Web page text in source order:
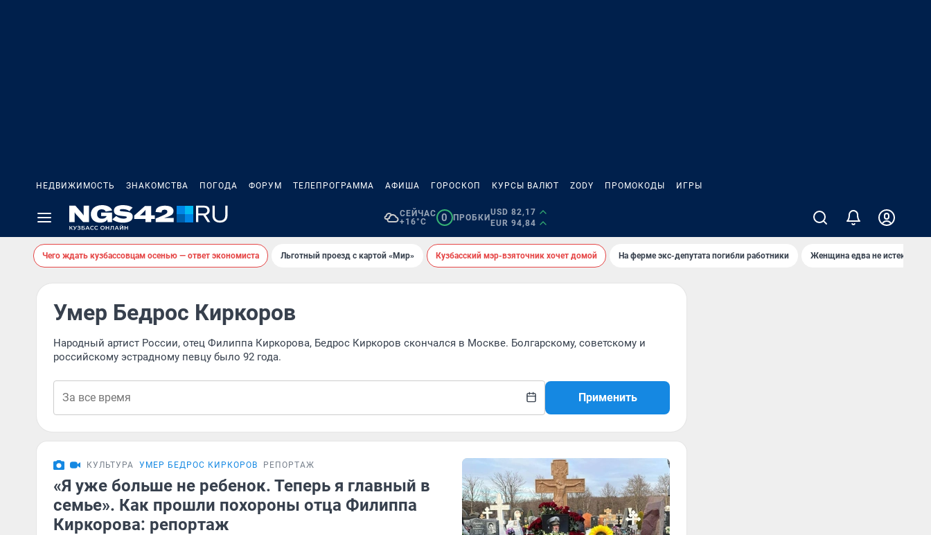
НЕДВИЖИМОСТЬ ЗНАКОМСТВА ПОГОДА ФОРУМ ТЕЛЕПРОГРАММА АФИША ГОРОСКОП КУРСЫ ВАЛЮТ ZODY ПРОМОКОДЫ ИГРЫ
СЕЙЧАС
+16°C
0 ПРОБКИ
USD 82,17
EUR 94,84
Чего ждать кузбассовцам осенью — ответ экономиста Льготный проезд с картой «Мир» Кузбасский мэр-взяточник хочет домой На ферме экс-депутата погибли работники Женщина едва не истекла
Умер Бедрос Киркоров
Народный артист России, отец Филиппа Киркорова, Бедрос Киркоров скончался в Москве. Болгарскому, советскому и
российскому эстрадному певцу было 92 года.
Применить
КУЛЬТУРА УМЕР БЕДРОС КИРКОРОВ РЕПОРТАЖ
«Я уже больше не ребенок. Теперь я главный в
семье». Как прошли похороны отца Филиппа
Киркорова: репортаж